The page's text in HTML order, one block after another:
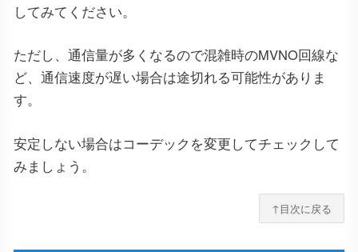
してみてください。
ただし、通信量が多くなるので混雑時のMVNO回線な
ど、通信速度が遅い場合は途切れる可能性がありま
す。
安定しない場合はコーデックを変更してチェックして
みましょう。
↑目次に戻る